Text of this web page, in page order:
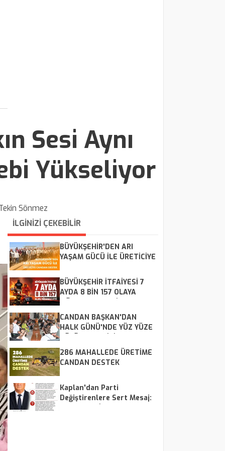
Sesi Aynı
Yükseliyor
Sönmez
İLGİNİZİ ÇEKEBİLİR
BÜYÜKŞEHİR'DEN ARI
YAŞAM GÜCÜ İLE ÜRETİCİYE
BÜYÜKŞEHİR İTFAİYESİ 7
AYDA 8 BİN 157 OLAYA
CANDAN BAŞKAN'DAN
HALK GÜNÜ'NDE YÜZ YÜZE
286 MAHALLEDE ÜRETİME
CANDAN DESTEK
Kaplan'dan Parti
Değiştirenlere Sert Mesaj: